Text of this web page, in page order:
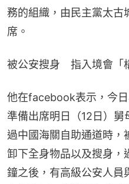
務的組織，由民主黨太古
席。
被公安搜身　指入境會「
他在facebook表示，今
準備出席明日（12日）
過中國海關自助通道時，
卸下全身物品以及搜身，
鐘之後，有高級公安人員